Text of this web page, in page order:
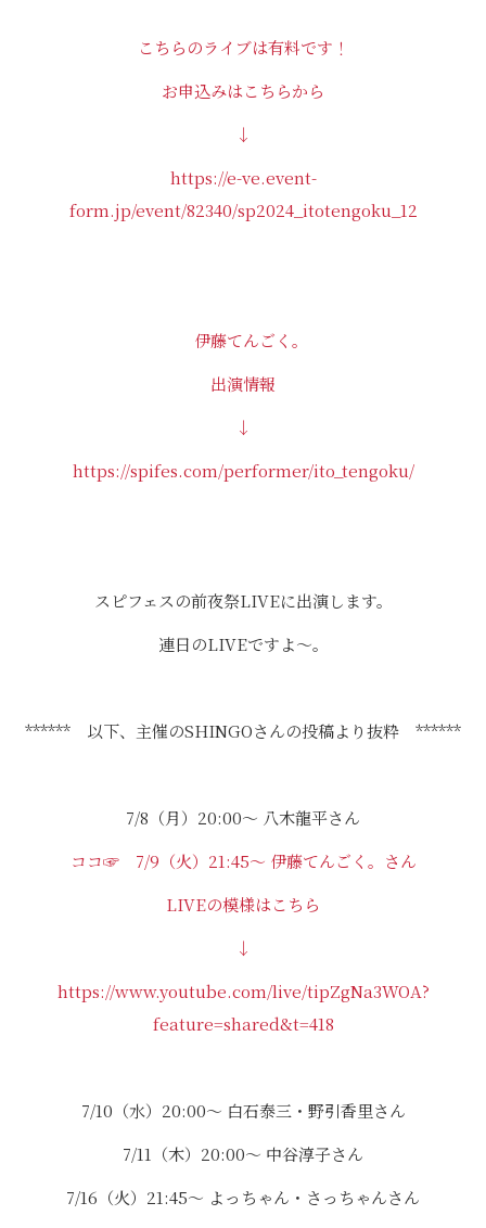
こちらのライブは有料です！
お申込みはこちらから
↓
https://e-ve.event-
form.jp/event/82340/sp2024_itotengoku_12
伊藤てんごく。
出演情報
↓
https://spifes.com/performer/ito_tengoku/
スピフェスの前夜祭LIVEに出演します。
連日のLIVEですよ～。
****** 以下、主催のSHINGOさんの投稿より抜粋 ******
7/8（月）20:00〜 八木龍平さん
ココ☞ 7/9（火）21:45〜 伊藤てんごく。さん
LIVEの模様はこちら
↓
https://www.youtube.com/live/tipZgNa3WOA?
feature=shared&t=418
7/10（水）20:00〜 白石泰三・野引香里さん
7/11（木）20:00〜 中谷淳子さん
7/16（火）21:45〜 よっちゃん・さっちゃんさん